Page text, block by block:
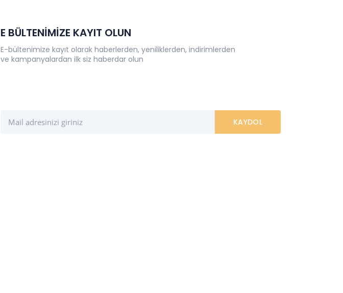
E BÜLTENİMİZE KAYIT OLUN
E-bültenimize kayıt olarak haberlerden, yeniliklerden, indirimlerden
ve kampanyalardan ilk siz haberdar olun